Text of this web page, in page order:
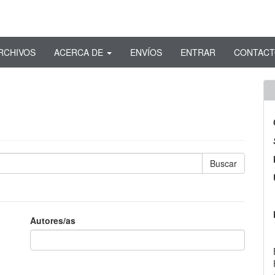
ACERCA DE ENVÍOS ENTRAR
Autores/as